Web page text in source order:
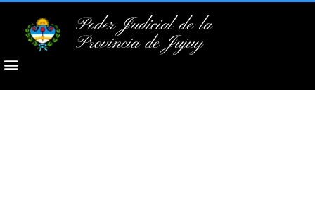
Poder Judicial de la
Provincia de Jujuy